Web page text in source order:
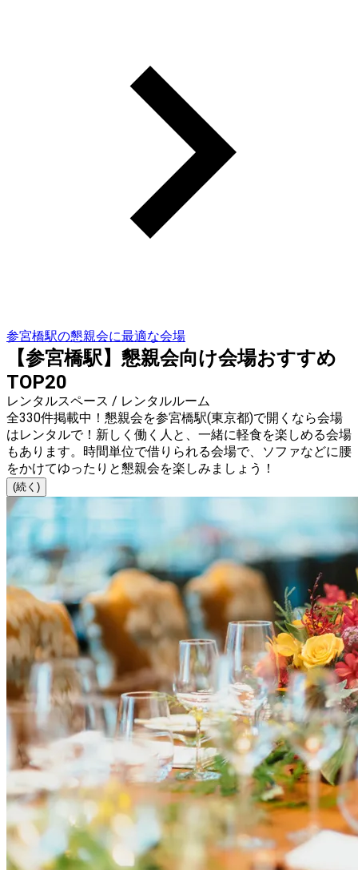
参宮橋駅の懇親会に最適な会場
【参宮橋駅】懇親会向け会場おすすめ
TOP20
レンタルスペース / レンタルルーム
全330件掲載中！懇親会を参宮橋駅(東京都)で開くなら会場
はレンタルで！新しく働く人と、一緒に軽食を楽しめる会場
もあります。時間単位で借りられる会場で、ソファなどに腰
をかけてゆったりと懇親会を楽しみましょう！
(続く)